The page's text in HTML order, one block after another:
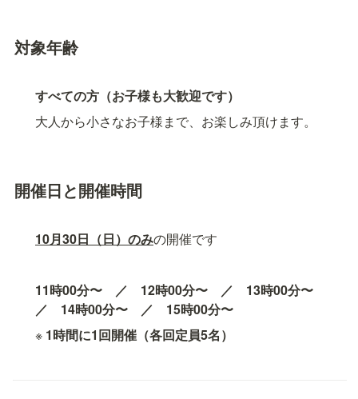
対象年齢
すべての方（お子様も大歓迎です）
大人から小さなお子様まで、お楽しみ頂けます。
開催日と開催時間
10月30日（日）のみの開催です
11時00分〜　／　12時00分〜　／　13時00分〜
／　14時00分〜　／　15時00分〜
※ 1時間に1回開催（各回定員5名）